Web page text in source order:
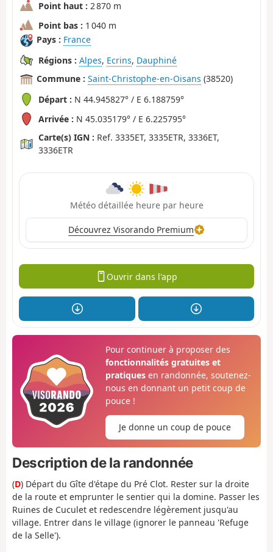
Point haut : 2 870 m
Point bas : 1 040 m
Pays : France
Régions : Alpes, Ecrins, Dauphiné
Commune : Saint-Christophe-en-Oisans (38520)
Départ : N 44.945827° / E 6.188759°
Arrivée : N 45.035179° / E 6.225795°
Carte(s) IGN : Ref. 3335ET, 3335ETR, 3336ET,
3336ETR
Météo détaillée heure par heure
Découvrez Visorando Premium
Ouvrir dans l'app
Pour continuer à proposer des
fonctionnalités gratuites et
pratiquesen randonnée, soutenez-
nous en donnant un petit coup de
pouce !
Je donne un coup de pouce
Description de la randonnée
(D) Départ du Gîte d'étape du Pré Clot. Rester sur la droite
de la route et emprunter le sentier qui la domine. Passer les
Ruines de Cuculet et redescendre légèrement jusqu'au
village. Entrer dans le village (ignorer le panneau 'Refuge
de la Selle').